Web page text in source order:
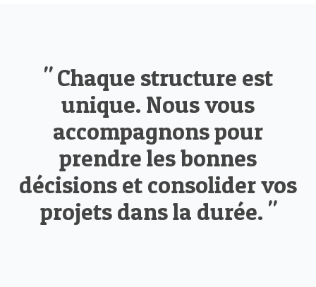
" Chaque structure est
unique. Nous vous
accompagnons pour
prendre les bonnes
décisions et consolider vos
projets dans la durée. "